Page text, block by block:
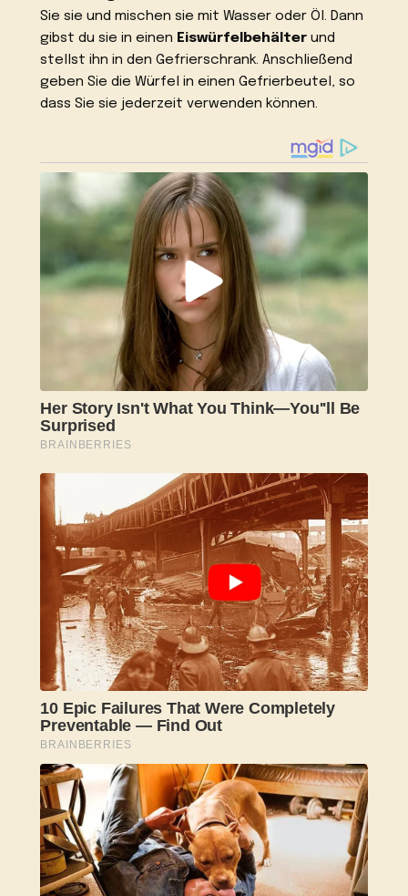
Sie sie und mischen sie mit Wasser oder Öl. Dann
gibst du sie in einen Eiswürfelbehälter und
stellst ihn in den Gefrierschrank. Anschließend
geben Sie die Würfel in einen Gefrierbeutel, so
dass Sie sie jederzeit verwenden können.